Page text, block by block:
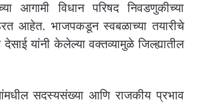
आगामी विधान परिषद निवडणुकीच्या
ठरत आहेत. भाजपकडून स्वबळाच्या तयारीचे
यांनी केलेल्या वक्तव्यामुळे जिल्ह्यातील
सदस्यसंख्या आणि राजकीय प्रभाव